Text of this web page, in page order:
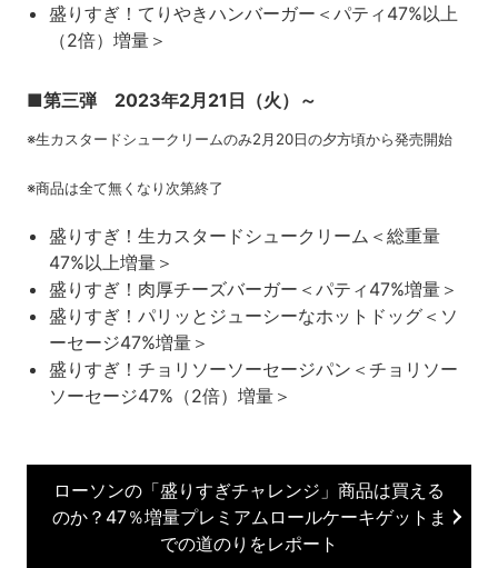
盛りすぎ！てりやきハンバーガー＜パティ47%以上
（2倍）増量＞
■第三弾 2023年2月21日（火）～
※生カスタードシュークリームのみ2月20日の夕方頃から発売開始
※商品は全て無くなり次第終了
盛りすぎ！生カスタードシュークリーム＜総重量
47%以上増量＞
盛りすぎ！肉厚チーズバーガー＜パティ47%増量＞
盛りすぎ！パリッとジューシーなホットドッグ＜ソ
ーセージ47%増量＞
盛りすぎ！チョリソーソーセージパン＜チョリソー
ソーセージ47%（2倍）増量＞
ローソンの「盛りすぎチャレンジ」商品は買える
のか？47％増量プレミアムロールケーキゲットま
での道のりをレポート